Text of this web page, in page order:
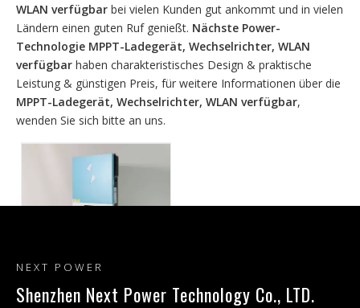
WLAN verfügbar bei vielen Kunden gut ankommt und in vielen
Ländern einen guten Ruf genießt. Nächste Power-
Technologie MPPT-Ladegerät, Wechselrichter, WLAN
verfügbar haben charakteristisches Design & praktische
Leistung & günstigen Preis, für weitere Informationen über die
MPPT-Ladegerät, Wechselrichter, WLAN verfügbar,
wenden Sie sich bitte an uns.
NEXT POWER
Shenzhen Next Power Technology Co., LTD.